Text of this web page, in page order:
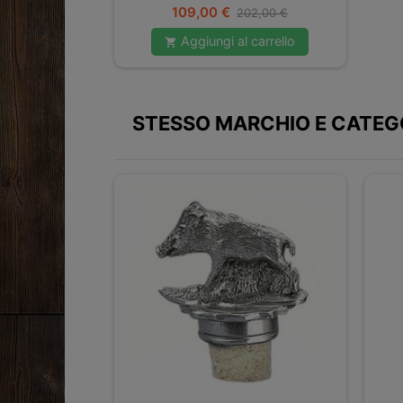
Prezzo
109,00 € Prezzo
base
202,00 €
 Aggiungi al carrello
STESSO MARCHIO E